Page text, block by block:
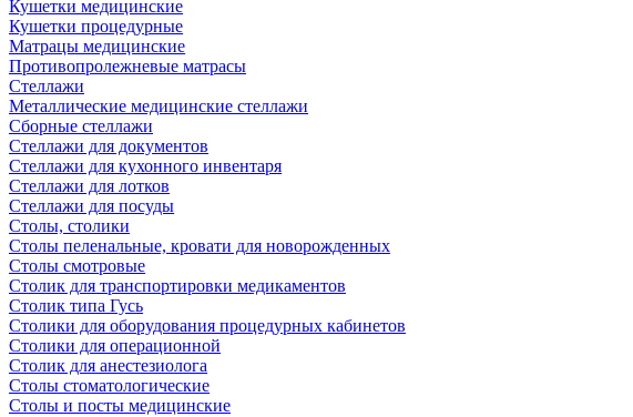
Кушетки медицинские
Кушетки процедурные
Матрацы медицинские
Противопролежневые матрасы
Стеллажи
Металлические медицинские стеллажи
Сборные стеллажи
Стеллажи для документов
Стеллажи для кухонного инвентаря
Стеллажи для лотков
Стеллажи для посуды
Столы, столики
Столы пеленальные, кровати для новорожденных
Столы смотровые
Столик для транспортировки медикаментов
Столик типа Гусь
Столики для оборудования процедурных кабинетов
Столики для операционной
Столик для анестезиолога
Столы стоматологические
Столы и посты медицинские